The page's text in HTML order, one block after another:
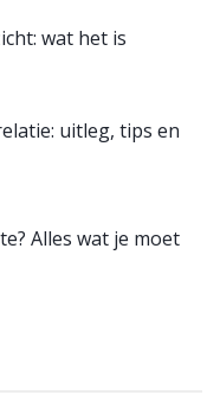
wat het is
uitleg, tips en
Alles wat je moet